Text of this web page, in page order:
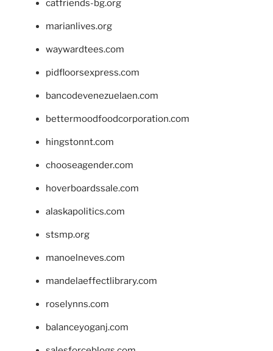
catfriends-bg.org
marianlives.org
waywardtees.com
pidfloorsexpress.com
bancodevenezuelaen.com
bettermoodfoodcorporation.com
hingstonnt.com
chooseagender.com
hoverboardssale.com
alaskapolitics.com
stsmp.org
manoelneves.com
mandelaeffectlibrary.com
roselynns.com
balanceyoganj.com